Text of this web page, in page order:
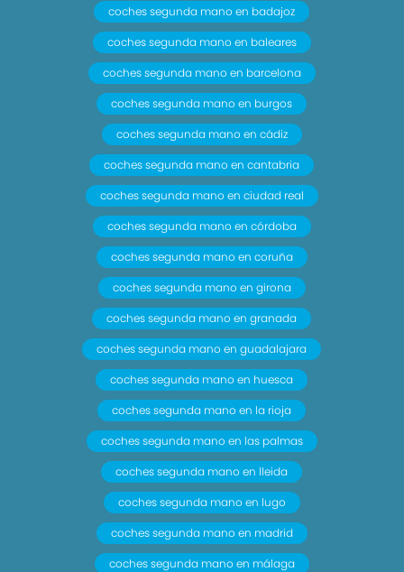
coches segunda mano en badajoz
coches segunda mano en baleares
coches segunda mano en barcelona
coches segunda mano en burgos
coches segunda mano en cádiz
coches segunda mano en cantabria
coches segunda mano en ciudad real
coches segunda mano en córdoba
coches segunda mano en coruña
coches segunda mano en girona
coches segunda mano en granada
coches segunda mano en guadalajara
coches segunda mano en huesca
coches segunda mano en la rioja
coches segunda mano en las palmas
coches segunda mano en lleida
coches segunda mano en lugo
coches segunda mano en madrid
coches segunda mano en málaga